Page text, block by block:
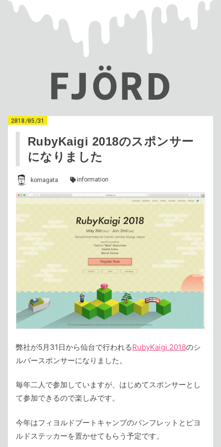
RubyKaigi 2018のスポンサー
になりました
2018/05/31
komagata information
弊社が5月31日から仙台で行われるRubyKaigi 2018のシ
ルバースポンサーになりました。
毎年二人で参加していますが、はじめてスポンサーとし
て参加できるので楽しみです。
今年はフィヨルドブートキャンプのパンフレットとピヨ
ルドステッカーを置かせてもらう予定です。